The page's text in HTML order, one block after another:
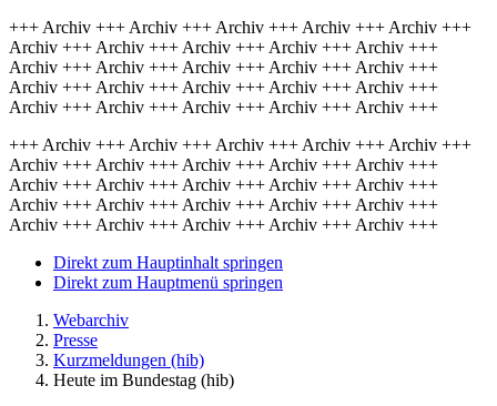
+++ Archiv +++ Archiv +++ Archiv +++ Archiv +++ Archiv +++
Archiv +++ Archiv +++ Archiv +++ Archiv +++ Archiv +++
Archiv +++ Archiv +++ Archiv +++ Archiv +++ Archiv +++
Archiv +++ Archiv +++ Archiv +++ Archiv +++ Archiv +++
Archiv +++ Archiv +++ Archiv +++ Archiv +++ Archiv +++
+++ Archiv +++ Archiv +++ Archiv +++ Archiv +++ Archiv +++
Archiv +++ Archiv +++ Archiv +++ Archiv +++ Archiv +++
Archiv +++ Archiv +++ Archiv +++ Archiv +++ Archiv +++
Archiv +++ Archiv +++ Archiv +++ Archiv +++ Archiv +++
Archiv +++ Archiv +++ Archiv +++ Archiv +++ Archiv +++
Direkt zum Hauptinhalt springen
Direkt zum Hauptmenü springen
Webarchiv
Presse
Kurzmeldungen (hib)
Heute im Bundestag (hib)